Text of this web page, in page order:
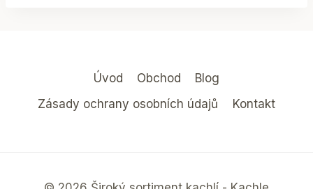
Úvod Obchod
Blog
Zásady ochrany osobních údajů
Kontakt